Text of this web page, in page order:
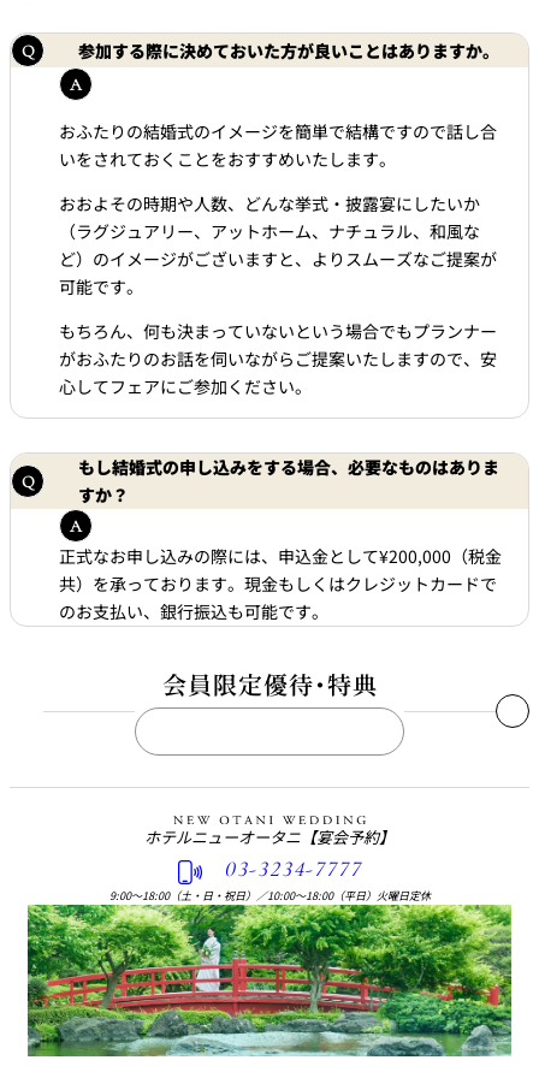
参加する際に決めておいた方が良いことはありますか。
おふたりの結婚式のイメージを簡単で結構ですので話し合
いをされておくことをおすすめいたします。
おおよその時期や人数、どんな挙式・披露宴にしたいか
（ラグジュアリー、アットホーム、ナチュラル、和風な
ど）のイメージがございますと、よりスムーズなご提案が
可能です。
もちろん、何も決まっていないという場合でもプランナー
がおふたりのお話を伺いながらご提案いたしますので、安
心してフェアにご参加ください。
もし結婚式の申し込みをする場合、必要なものはありま
すか？
正式なお申し込みの際には、申込金として¥200,000（税金
共）を承っております。現金もしくはクレジットカードで
のお支払い、銀行振込も可能です。
会員限定優待・特典
NEW
CLUB
ニューオータニクラブ会員優待・特典
ご親族やご友人でウエディングをお考えの方に、ぜひニューオ
ータニウエディングをご紹介ください。
ご紹介くださった会員の皆さまに感謝の気持ちをこめて、ご披
露宴後にホテル利用券をプレゼントいたします。
※ご披露宴後の発送となります。詳しくは、プランナーまでお問合せく
ださい。
ホテルニューオータニ 【宴会予約】
03-3234-7777
9:00〜18:00（土・日・祝日） ／10:00〜18:00（平日）火曜日定休